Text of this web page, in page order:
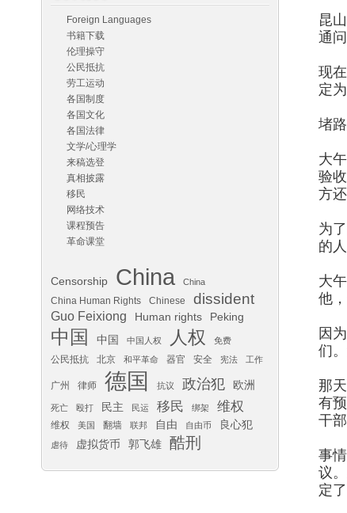
昆
通
现
定
堵
大
验
方
为
的
大
他
因
们
那
有
干
事
议
定
Foreign Languages
书籍下载
伦理操守
公民抵抗
劳工运动
各国制度
各国文化
各国法律
文学/心理学
来稿选登
真相披露
移民
网络技术
课程预告
革命课堂
Censorship China China
China Human Rights Chinese dissident
Guo Feixiong Human rights Peking
中国 中国 中国人权 人权 免费
公民抵抗 北京 和平革命 器官 安全 宪法 工作
广州 律师 德国 抗议 政治犯 欧洲
死亡 殴打 民主 民运 移民 绑架 维权
维权 美国 翻墙 联邦 自由 自由币 良心犯
虐待 虚拟货币 郭飞雄 酷刑